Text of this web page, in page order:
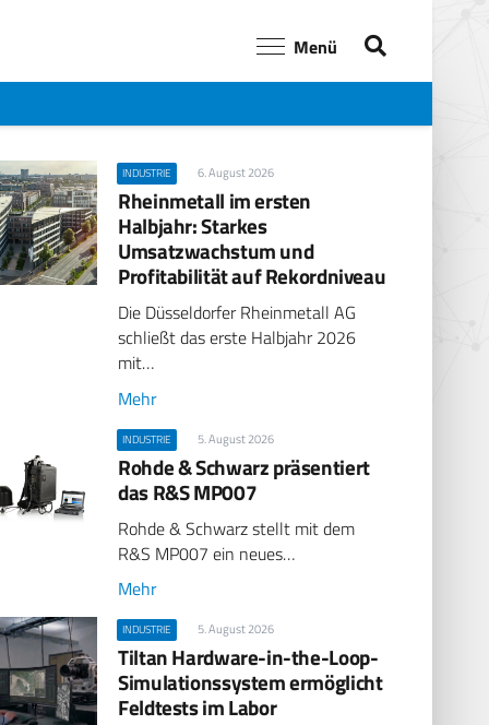
Menü
INDUSTRIE 6. August 2026
Rheinmetall im ersten
Halbjahr: Starkes
Umsatzwachstum und
Profitabilität auf Rekordniveau
Die Düsseldorfer Rheinmetall AG
schließt das erste Halbjahr 2026
mit…
Mehr
INDUSTRIE 5. August 2026
Rohde & Schwarz präsentiert
das R&S MP007
Rohde & Schwarz stellt mit dem
R&S MP007 ein neues…
Mehr
INDUSTRIE 5. August 2026
Tiltan Hardware-in-the-Loop-
Simulationssystem ermöglicht
Feldtests im Labor